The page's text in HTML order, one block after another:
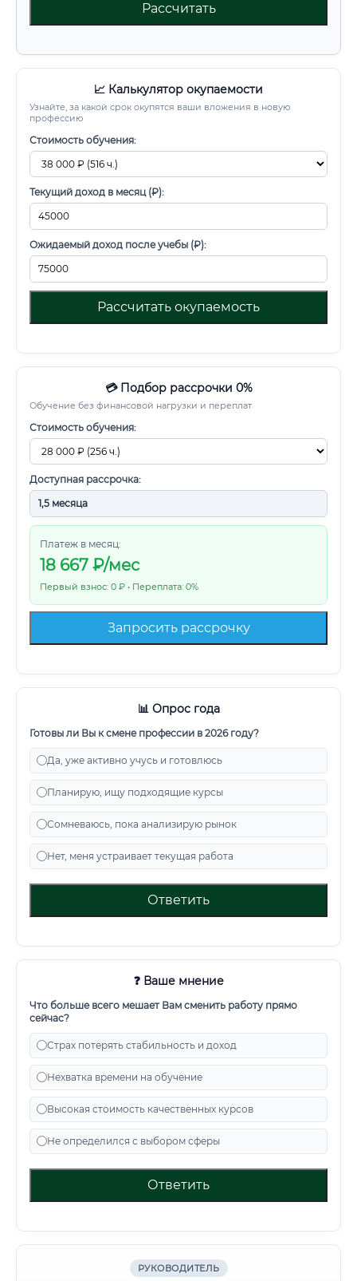
Рассчитать
📈 Калькулятор окупаемости
Узнайте, за какой срок окупятся ваши вложения в новую
профессию
Стоимость обучения:
Текущий доход в месяц (₽):
Ожидаемый доход после учебы (₽):
Рассчитать окупаемость
💳 Подбор рассрочки 0%
Обучение без финансовой нагрузки и переплат
Стоимость обучения:
Доступная рассрочка:
Платеж в месяц:
18 667 ₽/мес
Первый взнос: 0 ₽ • Переплата: 0%
Запросить рассрочку
📊 Опрос года
Готовы ли Вы к смене профессии в 2026 году?
Да, уже активно учусь и готовлюсь
Планирую, ищу подходящие курсы
Сомневаюсь, пока анализирую рынок
Нет, меня устраивает текущая работа
Ответить
❓ Ваше мнение
Что больше всего мешает Вам сменить работу прямо
сейчас?
Страх потерять стабильность и доход
Нехватка времени на обучение
Высокая стоимость качественных курсов
Не определился с выбором сферы
Ответить
РУКОВОДИТЕЛЬ